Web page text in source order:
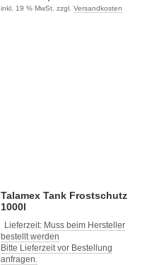
inkl. 19 % MwSt. zzgl. Versandkosten
Talamex Tank Frostschutz
1000l
Lieferzeit: Muss beim Hersteller
bestellt werden
Bitte Lieferzeit vor Bestellung
anfragen.